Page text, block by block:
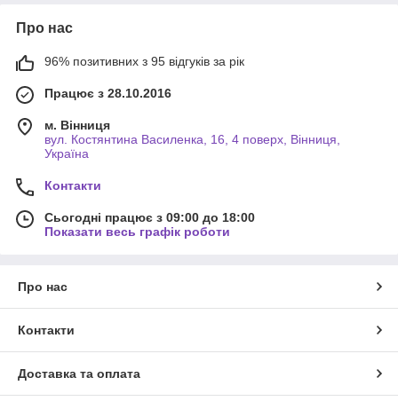
Про нас
96% позитивних з 95 відгуків за рік
Працює з 28.10.2016
м. Вінниця
вул. Костянтина Василенка, 16, 4 поверх, Вінниця,
Україна
Контакти
Сьогодні працює з 09:00 до 18:00
Показати весь графік роботи
Про нас
Контакти
Доставка та оплата